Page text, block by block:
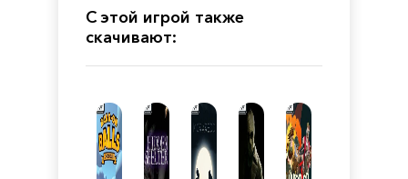
С этой игрой также
скачивают: